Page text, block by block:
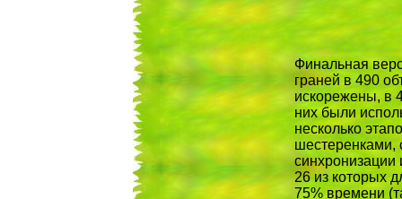
Финальная
граней в 490
искорежены, в
них были
несколько
шестеренками,
синхронизации
26 из которых
75% времени